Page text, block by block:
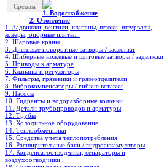
Средам
1. Водоснабжение
2. Отопление
1. Задвижки, вентили, клапаны, штоки, штурвалы,
коверы, опорные плиты...
2. Шаровые краны
3. Дисковые поворотные затворы / заслонки
4. Шиберные ножевые и щитовые затворы / задвижки
5. Приводы к арматуре
6. Клапаны и регуляторы
7. Фильтры, грязевики и грязеотделители
8. Виброкомпенсаторы / гибкие вставки
9. Насосы
10. Гидранты и водоразборные колонки
11. Детали трубопроводов и арматуры
12. Трубы
13. Холодильное oборудование
14. Теплообменники
15. Средства учета теплопотребления
16. Расширительные баки / гидроаккамуляторы
17. Конденсатоотводчики, сепараторы и
воздухоотводчики